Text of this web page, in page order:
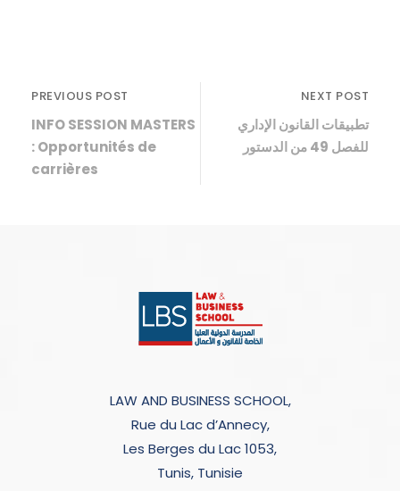
PREVIOUS POST
INFO SESSION MASTERS
: Opportunités de
carrières
NEXT POST
تطبيقات القانون الإداري
للفصل 49 من الدستور
LAW AND BUSINESS SCHOOL,
Rue du Lac d’Annecy,
Les Berges du Lac 1053,
Tunis, Tunisie